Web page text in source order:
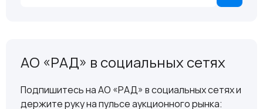
АО «РАД» в социальных сетях
Подпишитесь на АО «РАД» в социальных сетях и
держите руку на пульсе аукционного рынка: